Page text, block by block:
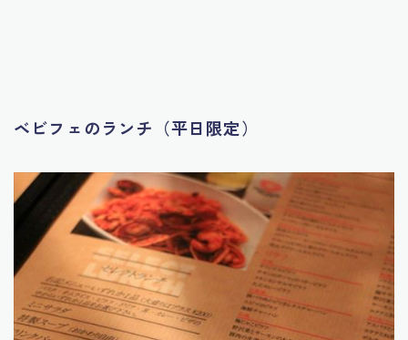
ベビフェのランチ（平日限定）